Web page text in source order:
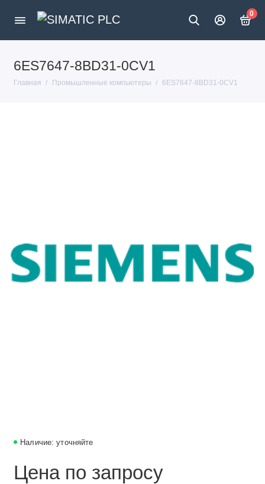
0
6ES7647-8BD31-0CV1
Главная Промышленные компьютеры 6ES7647-8BD31-0CV1
Наличие: уточняйте
Цена по запросу